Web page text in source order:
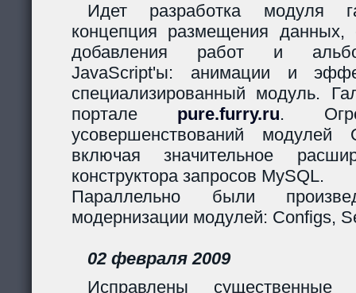
Идет разработка модуля
концепция размещения данных,
добавления работ и
JavaScript'ы: анимации и
специализированный модуль.
портале pure.furry.ru.
усовершенствований
включая значительное
конструктора запросов MySQL.
Параллельно были
модернизации модулей: Configs,
02 февраля 2009
Исправлены существенные